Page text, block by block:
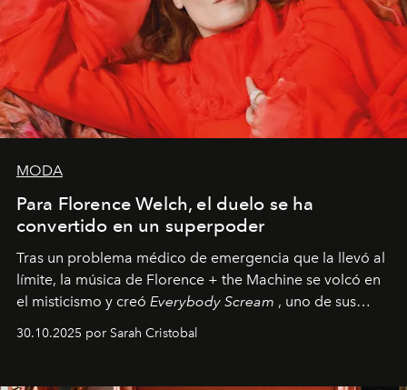
MODA
Para Florence Welch, el duelo se ha
convertido en un superpoder
Tras un problema médico de emergencia que la llevó al
límite, la música de Florence + the Machine se volcó en
el misticismo y creó Everybody Scream , uno de sus
30.10.2025 por Sarah Cristobal